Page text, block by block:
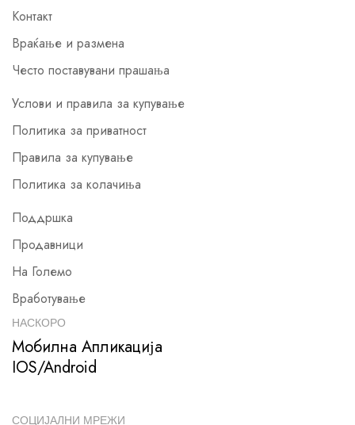
Контакт
Враќање и размена
Често поставувани прашања
Услови и правила за купување
Политика за приватност
Правила за купување
Политика за колачиња
Поддршка
Продавници
На Големо
Вработување
НАСКОРО
Мобилна Апликација
IOS/Android
СОЦИЈАЛНИ МРЕЖИ